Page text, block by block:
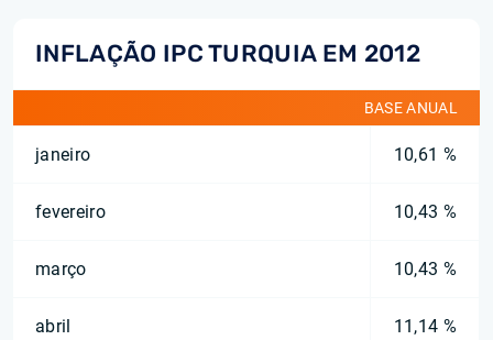
INFLAÇÃO IPC TURQUIA EM 2012
BASE ANUAL
janeiro 10,61 %
fevereiro 10,43 %
março 10,43 %
abril 11,14 %